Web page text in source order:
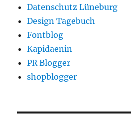
Datenschutz Lüneburg
Design Tagebuch
Fontblog
Kapidaenin
PR Blogger
shopblogger